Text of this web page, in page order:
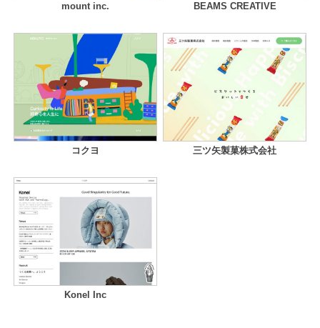
mount inc. BEAMS CREATIVE
コクヨ 三ツ矢製菓株式会社
Konel Inc